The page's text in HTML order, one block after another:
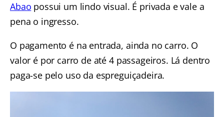
Abao possui um lindo visual. É privada e vale a
pena o ingresso.
O pagamento é na entrada, ainda no carro. O
valor é por carro de até 4 passageiros. Lá dentro
paga-se pelo uso da espreguiçadeira.